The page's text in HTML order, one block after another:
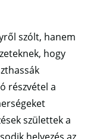
szólt, hanem
hogy
részvétel a
születtek a